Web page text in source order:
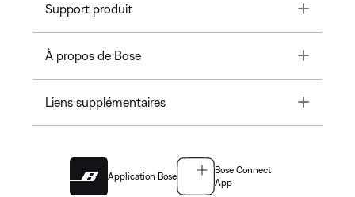
Support produit Toggle
À propos de Bose Toggle
Liens supplémentaires Toggle
Application Bose
Bose Connect
App